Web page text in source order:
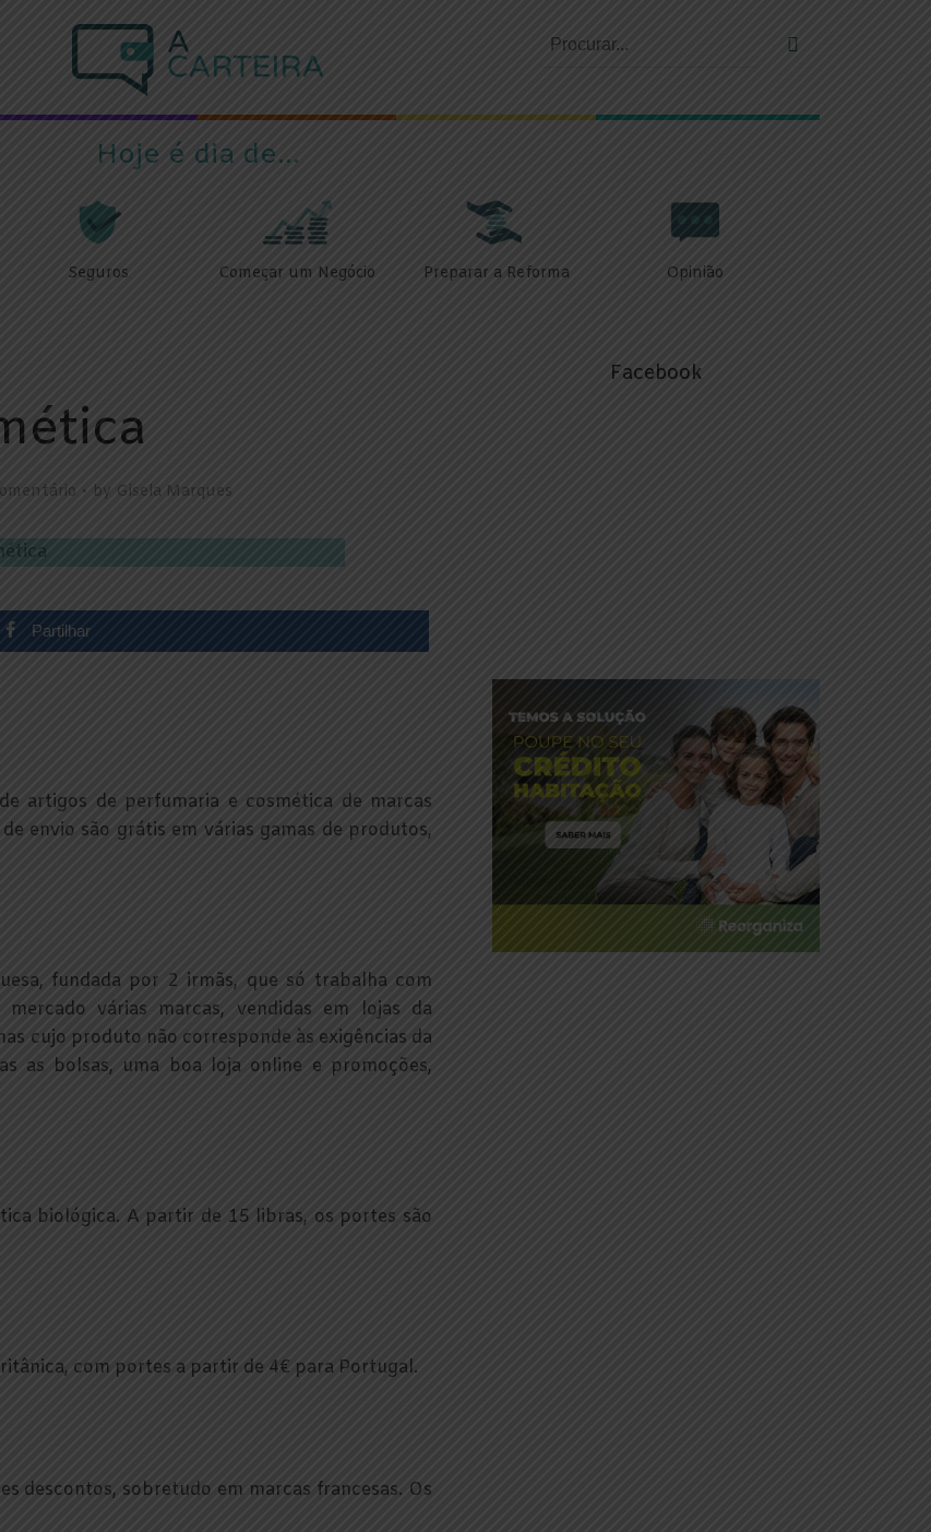
Hoje é dia de...
Seguros Começar um Negócio Preparar a Reforma Opinião
by Gisela Marques
Partilhar
artigos de perfumaria e cosmética de marcas
envio são grátis em várias gamas de produtos,
fundada por 2 irmãs, que só trabalha com
várias marcas, vendidas em lojas da
cujo produto não corresponde às exigências da
as bolsas, uma boa loja online e promoções,
biológica. A partir de 15 libras, os portes são
com portes a partir de 4€ para Portugal.
descontos, sobretudo em marcas francesas. Os
Facebook